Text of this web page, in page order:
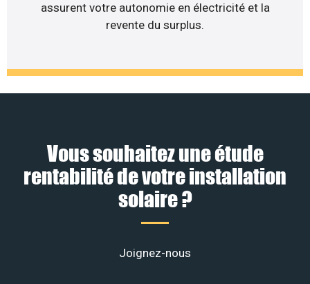
assurent votre autonomie en électricité et la
revente du surplus.
Vous souhaitez une étude
rentabilité de votre installation
solaire ?
Joignez-nous